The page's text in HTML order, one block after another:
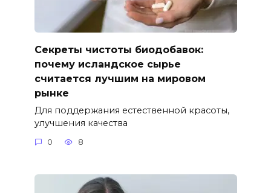
Секреты чистоты биодобавок:
почему исландское сырье
считается лучшим на мировом
рынке
Для поддержания естественной красоты,
улучшения качества
0 8